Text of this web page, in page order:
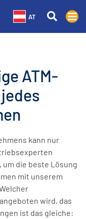
AT
ATM-
kann nur
die beste Lösung
mit unserem
wird, das
ist das gleiche: